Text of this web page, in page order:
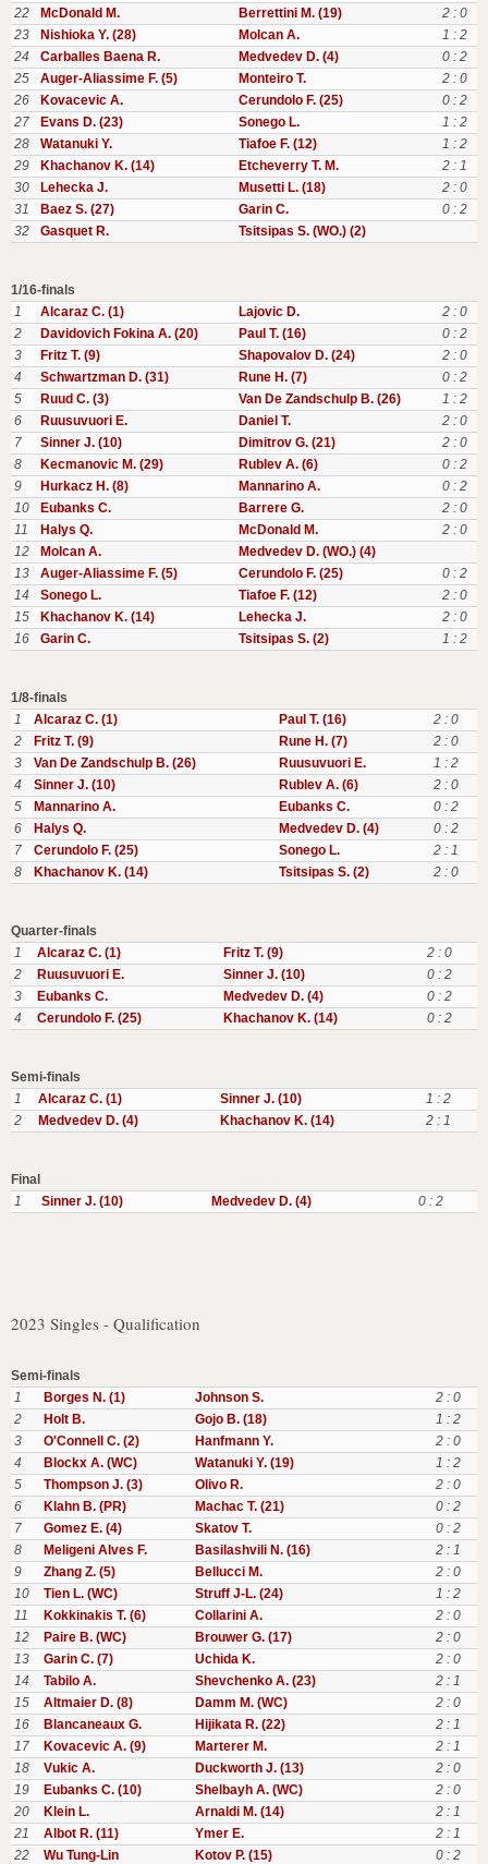
22
McDonald M. Berrettini M. (19)
2 : 0
23
Nishioka Y. (28) Molcan A.
1 : 2
24
Carballes Baena R. Medvedev D. (4)
0 : 2
25
Auger-Aliassime F. (5) Monteiro T.
2 : 0
26
Kovacevic A. Cerundolo F. (25)
0 : 2
27
Evans D. (23) Sonego L.
1 : 2
28
Watanuki Y. Tiafoe F. (12)
1 : 2
29
Khachanov K. (14) Etcheverry T. M.
2 : 1
30
Lehecka J. Musetti L. (18)
2 : 0
31
Baez S. (27) Garin C.
0 : 2
32
Gasquet R. Tsitsipas S. (WO.) (2)
1/16-finals
1
Alcaraz C. (1) Lajovic D.
2 : 0
2
Davidovich Fokina A. (20) Paul T. (16)
0 : 2
3
Fritz T. (9) Shapovalov D. (24)
2 : 0
4
Schwartzman D. (31) Rune H. (7)
0 : 2
5
Ruud C. (3) Van De Zandschulp B. (26)
1 : 2
6
Ruusuvuori E. Daniel T.
2 : 0
7
Sinner J. (10) Dimitrov G. (21)
2 : 0
8
Kecmanovic M. (29) Rublev A. (6)
0 : 2
9
Hurkacz H. (8) Mannarino A.
0 : 2
10
Eubanks C. Barrere G.
2 : 0
11
Halys Q. McDonald M.
2 : 0
12
Molcan A.
Medvedev D. (WO.) (4)
13
Auger-Aliassime F. (5) Cerundolo F. (25)
0 : 2
14
Sonego L. Tiafoe F. (12)
2 : 0
15
Khachanov K. (14) Lehecka J.
2 : 0
16
Garin C. Tsitsipas S. (2) 1 : 2
1/8-finals
1
Alcaraz C. (1) Paul T. (16)
2 : 0
2
Fritz T. (9) Rune H. (7)
2 : 0
3
Van De Zandschulp B. (26) Ruusuvuori E.
1 : 2
4
Sinner J. (10) Rublev A. (6)
2 : 0
5
Mannarino A. Eubanks C.
0 : 2
6
Halys Q. Medvedev D. (4)
0 : 2
7
Cerundolo F. (25) Sonego L.
2 : 1
8
Khachanov K. (14) Tsitsipas S. (2) 2 : 0
Quarter-finals
1
Alcaraz C. (1) Fritz T. (9)
2 : 0
2
Ruusuvuori E. Sinner J. (10)
0 : 2
3
Eubanks C. Medvedev D. (4)
0 : 2
4
Cerundolo F. (25) Khachanov K. (14) 0 : 2
Semi-finals
1
Alcaraz C. (1) Sinner J. (10)
1 : 2
2
Medvedev D. (4) Khachanov K. (14) 2 : 1
Final
1
Sinner J. (10) Medvedev D. (4) 0 : 2
2023 Singles - Qualification
Semi-finals
1
Borges N. (1) Johnson S.
2 : 0
2
Holt B. Gojo B. (18)
1 : 2
3
O'Connell C. (2) Hanfmann Y.
2 : 0
4
Blockx A. (WC) Watanuki Y. (19)
1 : 2
5
Thompson J. (3) Olivo R.
2 : 0
6
Klahn B. (PR) Machac T. (21)
0 : 2
7
Gomez E. (4) Skatov T.
0 : 2
8
Meligeni Alves F. Basilashvili N. (16)
2 : 1
9
Zhang Z. (5) Bellucci M.
2 : 0
10
Tien L. (WC) Struff J-L. (24)
1 : 2
11
Kokkinakis T. (6) Collarini A.
2 : 0
12
Paire B. (WC) Brouwer G. (17)
2 : 0
13
Garin C. (7) Uchida K.
2 : 0
14
Tabilo A. Shevchenko A. (23)
2 : 1
15
Altmaier D. (8) Damm M. (WC)
2 : 0
16
Blancaneaux G. Hijikata R. (22)
2 : 1
17
Kovacevic A. (9) Marterer M.
2 : 1
18
Vukic A. Duckworth J. (13)
2 : 0
19
Eubanks C. (10) Shelbayh A. (WC)
2 : 0
20
Klein L. Arnaldi M. (14)
2 : 1
21
Albot R. (11) Ymer E.
2 : 1
22
Wu Tung-Lin Kotov P. (15) 0 : 2